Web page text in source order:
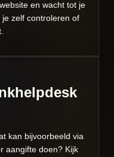
en wacht tot je
zelf controleren of
kan bijvoorbeeld via
aangifte doen? Kijk